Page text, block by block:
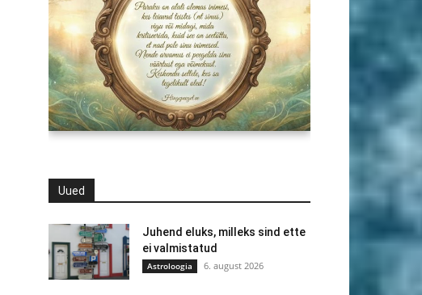
Uued
Juhend eluks, milleks sind ette
ei valmistatud
Astroloogia 6. august 2026